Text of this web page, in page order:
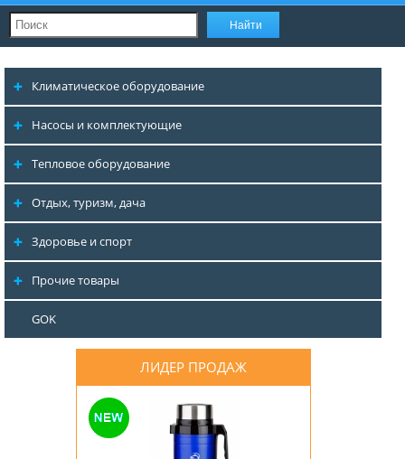
Климатическое оборудование
Насосы и комплектующие
Тепловое оборудование
Отдых, туризм, дача
Здоровье и спорт
Прочие товары
GOK
ЛИДЕР ПРОДАЖ